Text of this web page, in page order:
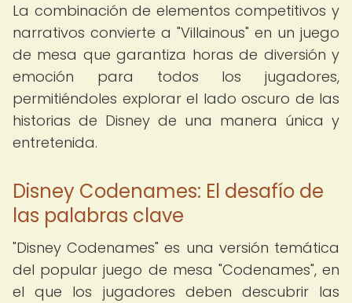
La combinación de elementos competitivos y
narrativos convierte a "Villainous" en un juego
de mesa que garantiza horas de diversión y
emoción para todos los jugadores,
permitiéndoles explorar el lado oscuro de las
historias de Disney de una manera única y
entretenida.
Disney Codenames: El desafío de
las palabras clave
"Disney Codenames" es una versión temática
del popular juego de mesa "Codenames", en
el que los jugadores deben descubrir las